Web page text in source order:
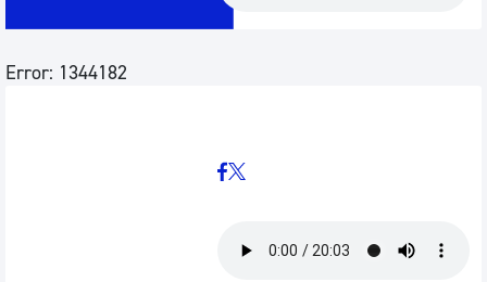
Error: 1344182